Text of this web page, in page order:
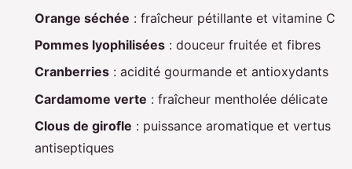
Orange séchée : fraîcheur pétillante et vitamine C
Pommes lyophilisées : douceur fruitée et fibres
Cranberries : acidité gourmande et antioxydants
Cardamome verte : fraîcheur mentholée délicate
Clous de girofle : puissance aromatique et vertus
antiseptiques